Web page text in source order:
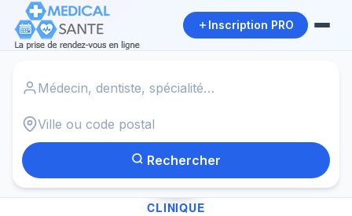
Inscription PRO
Rechercher
✓
CLINIQUE